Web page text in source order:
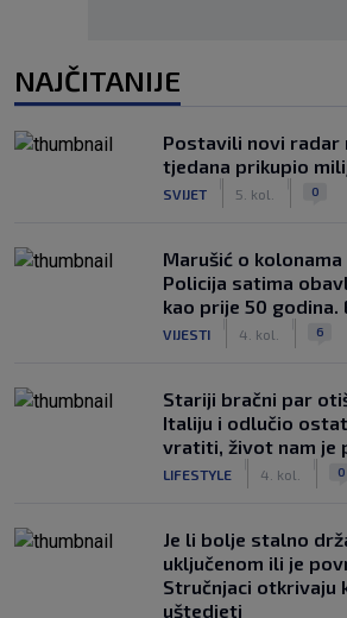
NAJČITANIJE
Postavili novi radar
tjedana prikupio
SVIJET 5. kol. 0
Marušić o
Policija satima
kao prije 50
VIJESTI 4. kol. 6
Stariji bračni par
Italiju i odlučio
vratiti, život nam je
LIFESTYLE 4. kol. 0
Je li bolje stalno
uključenom ili je
Stručnjaci otkrivaju
uštedjeti